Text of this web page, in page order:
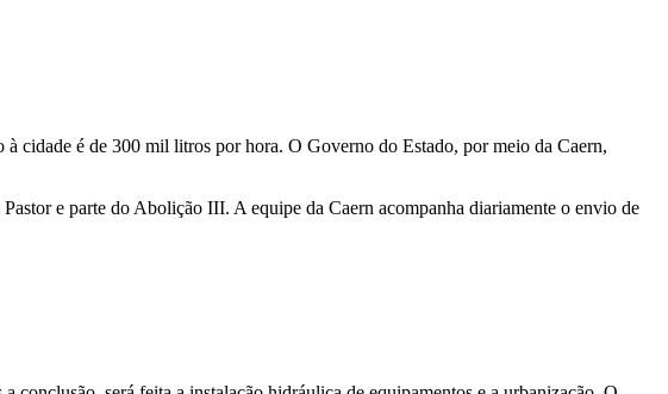
cidade é de 300 mil litros por hora. O Governo do Estado, por meio da Caern,
e parte do Abolição III. A equipe da Caern acompanha diariamente o envio de